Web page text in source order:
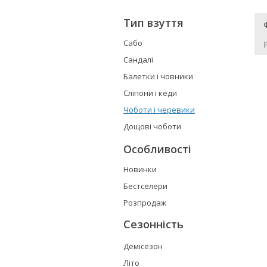
Тип взуття
Сабо
Сандалі
Балетки і човники
Сліпони і кеди
Чоботи і черевики
Дощові чоботи
Особливості
Новинки
Бестселери
Розпродаж
Сезонність
Демісезон
Літо